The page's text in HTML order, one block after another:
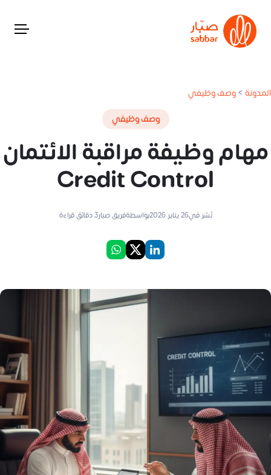
المدونة>وصف وظيفي
وصف وظيفي
مهام وظيفة مراقبة الائتمان
Credit Control
نُشر في26 يناير 2026 بواسطةفريق صبار3دقائق قراءة